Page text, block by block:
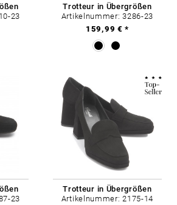
23
Trotteur in Übergrößen
Artikelnummer: 3286-23
159,99 € *
23
Trotteur in Übergrößen
Artikelnummer: 2175-14